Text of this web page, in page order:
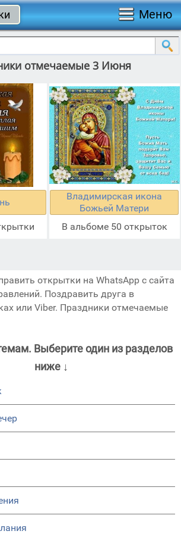
Меню
отмечаемые 3 Июня
Владимирская икона
Божьей Матери
В альбоме 50 открыток
открытки на WhatsApp с сайта
Поздравить друга в
или Viber. Праздники отмечаемые
Выберите один из разделов
ниже ↓